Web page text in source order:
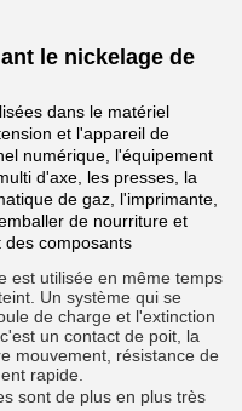
le nickelage de
dans le matériel
et l'appareil de
numérique, l'équipement
d'axe, les presses, la
de gaz, l'imprimante,
de nourriture et
des composants
est utilisée en même temps
Un système qui se
de charge et l'extinction
un contact de poit, la
mouvement, résistance de
rapide.
sont de plus en plus très